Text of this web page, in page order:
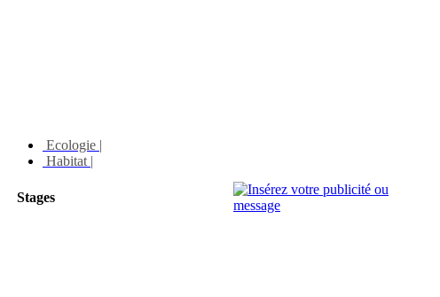
Ecologie |
Habitat |
Stages